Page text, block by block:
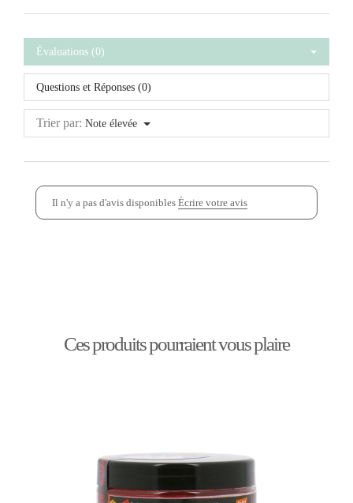
Évaluations (0)
Questions et Réponses (0)
Trier par: Note élevée
Il n'y a pas d'avis disponibles Écrire votre avis
Ces produits pourraient vous plaire